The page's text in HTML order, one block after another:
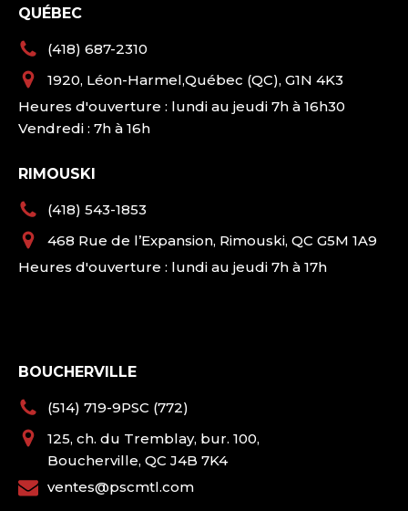
QUÉBEC
(418) 687-2310
1920, Léon-Harmel,Québec (QC), G1N 4K3
Heures d'ouverture : lundi au jeudi 7h à 16h30
Vendredi : 7h à 16h
RIMOUSKI
(418) 543-1853
468 Rue de l’Expansion, Rimouski, QC G5M 1A9
Heures d'ouverture : lundi au jeudi 7h à 17h
BOUCHERVILLE
(514) 719-9PSC (772)
125, ch. du Tremblay, bur. 100,
Boucherville, QC J4B 7K4
ventes@pscmtl.com